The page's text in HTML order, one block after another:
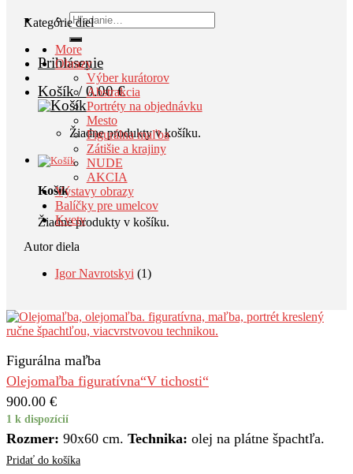
Hľadať:
Prihlásenie
Košík /0.00€
Žiadne produkty v košíku.
Košík
Žiadne produkty v košíku.
Kategórie diel
More
Obrazy
Výber kurátorov
Abstrakcia
Portréty na objednávku
Mesto
Figurálna maľba
Zátišie a krajiny
NUDE
AKCIA
Výstavy obrazy
Balíčky pre umelcov
Kvety
Autor diela
Igor Navrotskyi (1)
Figurálna maľba
Olejomaľba figuratívna“V tichosti“
900.00 €
1 k dispozícií
Rozmer: 90x60 cm. Technika: olej na plátne špachtľa.
Pridať do košíka